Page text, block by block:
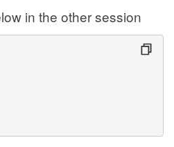
in the other session